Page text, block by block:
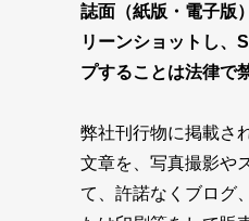
誌面（紙版・電子版
リーンショットし、
プすることは法律で
弊社刊行物に掲載さ
文章を、写真撮影や
て、許諾なくブログ